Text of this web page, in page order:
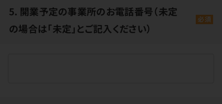
5. 開業予定の事業所のお電話番号（未定
の場合は「未定」とご記入ください）
必須